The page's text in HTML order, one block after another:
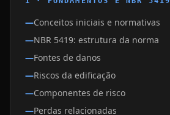
Conceitos iniciais e normativas
NBR 5419: estrutura da norma
Fontes de danos
Riscos da edificação
Componentes de risco
Perdas relacionadas